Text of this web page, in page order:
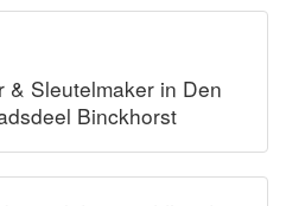
& Sleutelmaker in Den
Binckhorst